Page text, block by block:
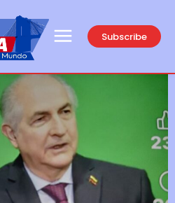
Subscribe